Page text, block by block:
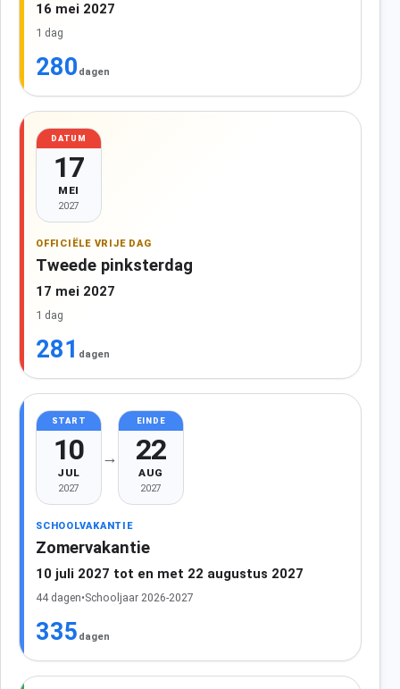
16 mei 2027
1 dag
280 dagen
DATUM
17
MEI
2027
OFFICIËLE VRIJE DAG
Tweede pinksterdag
17 mei 2027
1 dag
281 dagen
START
10
JUL
2027
→
EINDE
22
AUG
2027
SCHOOLVAKANTIE
Zomervakantie
10 juli 2027 tot en met 22 augustus 2027
44 dagen•Schooljaar 2026-2027
335 dagen